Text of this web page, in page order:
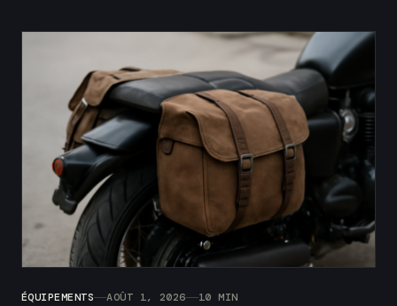
ÉQUIPEMENTS AOÛT 1, 2026 10 MIN